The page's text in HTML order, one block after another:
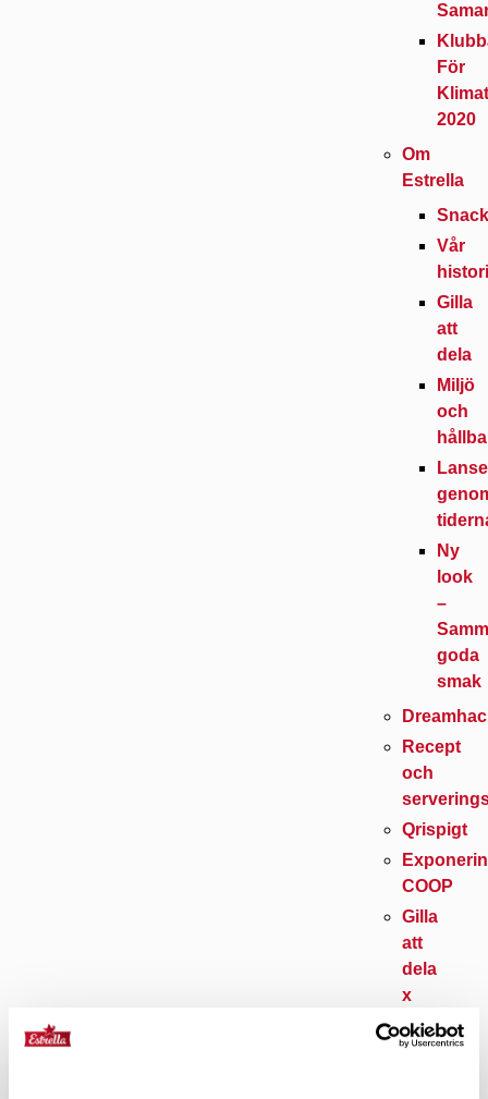
För
2020
Om
Estrella
Vår
Gilla
att
dela
Miljö
och
Ny
look
–
goda
smak
Recept
och
Qrispigt
COOP
Gilla
att
dela
x
FABD
Sport